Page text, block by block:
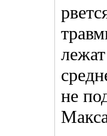
не